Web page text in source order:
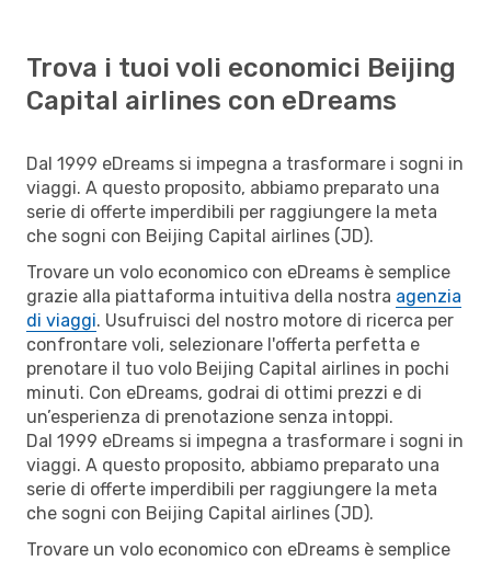
Trova i tuoi voli economici Beijing
Capital airlines con eDreams
Dal 1999 eDreams si impegna a trasformare i sogni in
viaggi. A questo proposito, abbiamo preparato una
serie di offerte imperdibili per raggiungere la meta
che sogni con Beijing Capital airlines (JD).
Trovare un volo economico con eDreams è semplice
grazie alla piattaforma intuitiva della nostra agenzia
di viaggi. Usufruisci del nostro motore di ricerca per
confrontare voli, selezionare l'offerta perfetta e
prenotare il tuo volo Beijing Capital airlines in pochi
minuti. Con eDreams, godrai di ottimi prezzi e di
un’esperienza di prenotazione senza intoppi.
Dal 1999 eDreams si impegna a trasformare i sogni in
viaggi. A questo proposito, abbiamo preparato una
serie di offerte imperdibili per raggiungere la meta
che sogni con Beijing Capital airlines (JD).
Trovare un volo economico con eDreams è semplice